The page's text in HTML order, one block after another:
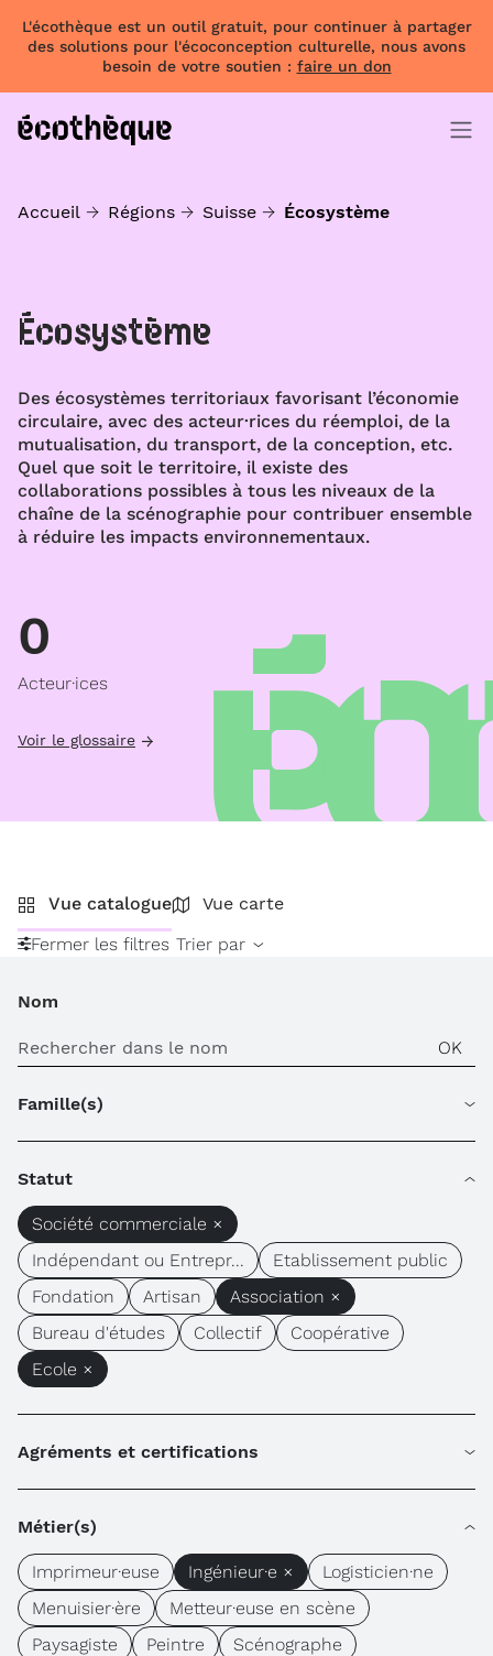
L'écothèque est un outil gratuit, pour continuer à partager
des solutions pour l'écoconception culturelle, nous avons
besoin de votre soutien : faire un don
Accueil Régions Suisse Écosystème
Écosystème
Des écosystèmes territoriaux favorisant l’économie
circulaire, avec des acteur·rices du réemploi, de la
mutualisation, du transport, de la conception, etc.
Quel que soit le territoire, il existe des
collaborations possibles à tous les niveaux de la
chaîne de la scénographie pour contribuer ensemble
à réduire les impacts environnementaux.
0
Acteur·ices
Voir le glossaire
Vue catalogue
Vue carte
Fermer les filtres Trier par
Nom
Famille(s)
Statut
Société commerciale ×
Indépendant ou Entrepr...
Etablissement public
Fondation
Artisan
Association ×
Bureau d'études
Collectif
Coopérative
Ecole ×
Agréments et certifications
Métier(s)
Imprimeur·euse Ingénieur·e ×
Logisticien·ne
Menuisier·ère
Metteur·euse en scène
Paysagiste
Peintre
Scénographe